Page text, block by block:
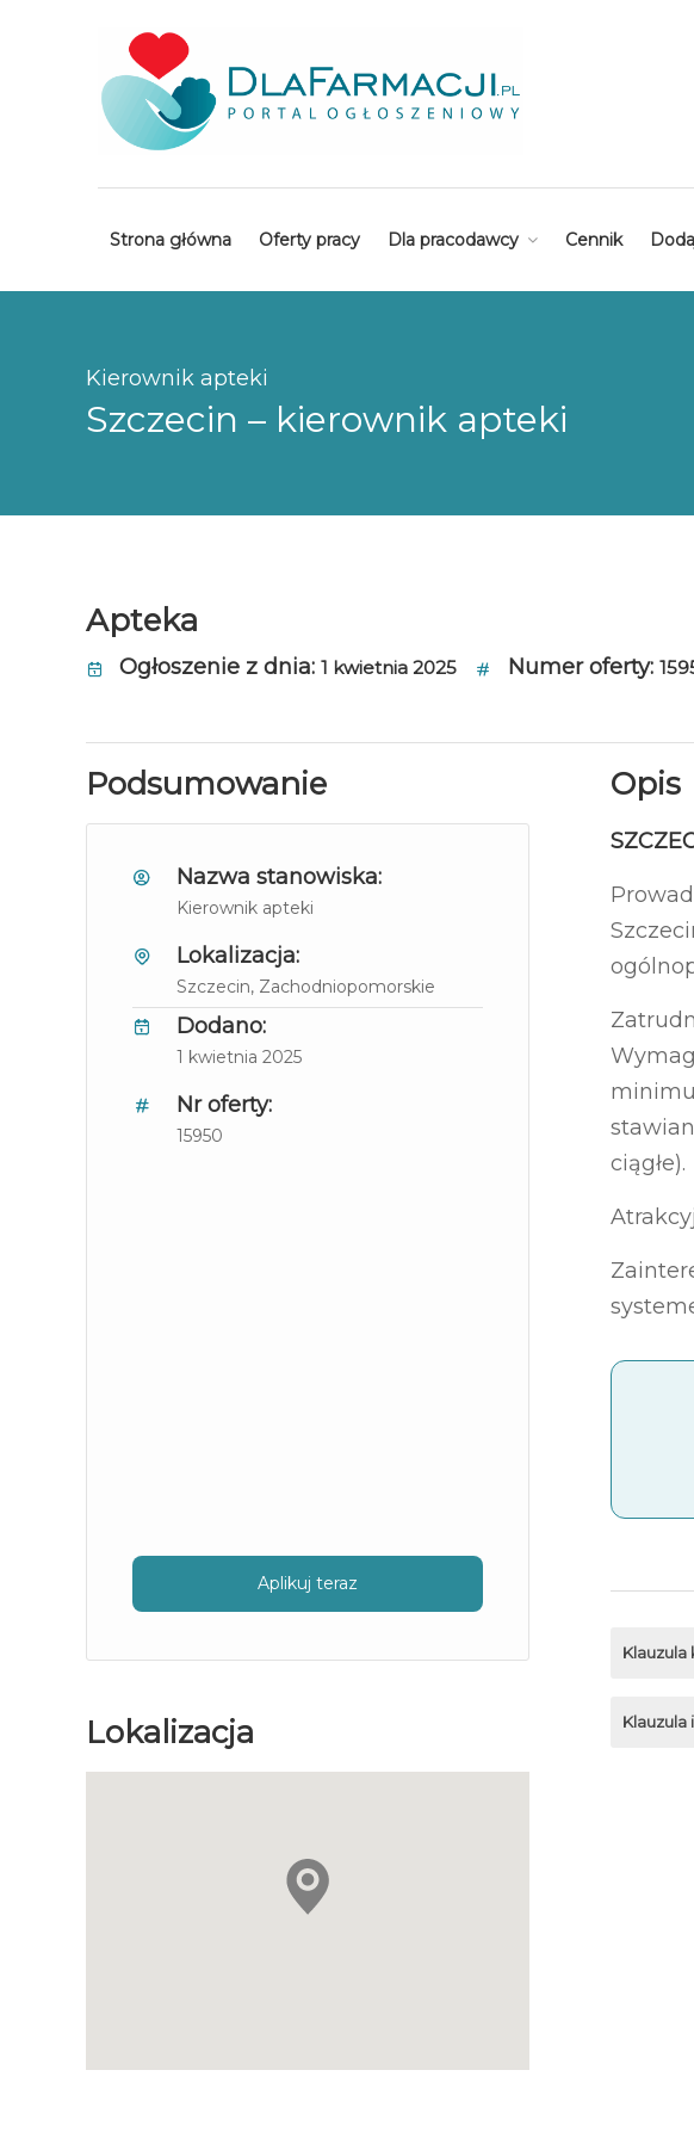
Strona główna Oferty pracy Dla pracodawcy Cennik
Kierownik apteki
Szczecin – kierownik apteki
Apteka
Ogłoszenie z dnia: 1 kwietnia 2025 Numer oferty:
Podsumowanie
Nazwa stanowiska:
Kierownik apteki
Lokalizacja:
Szczecin, Zachodniopomorskie
Dodano:
1 kwietnia 2025
Nr oferty:
15950
Aplikuj teraz
Lokalizacja
Opis
ciągłe).
Klauzula
Klauzula